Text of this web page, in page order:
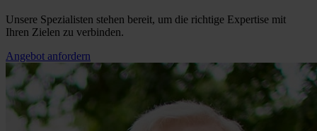
Unsere Spezialisten stehen bereit, um die richtige Expertise mit
Ihren Zielen zu verbinden.
Angebot anfordern